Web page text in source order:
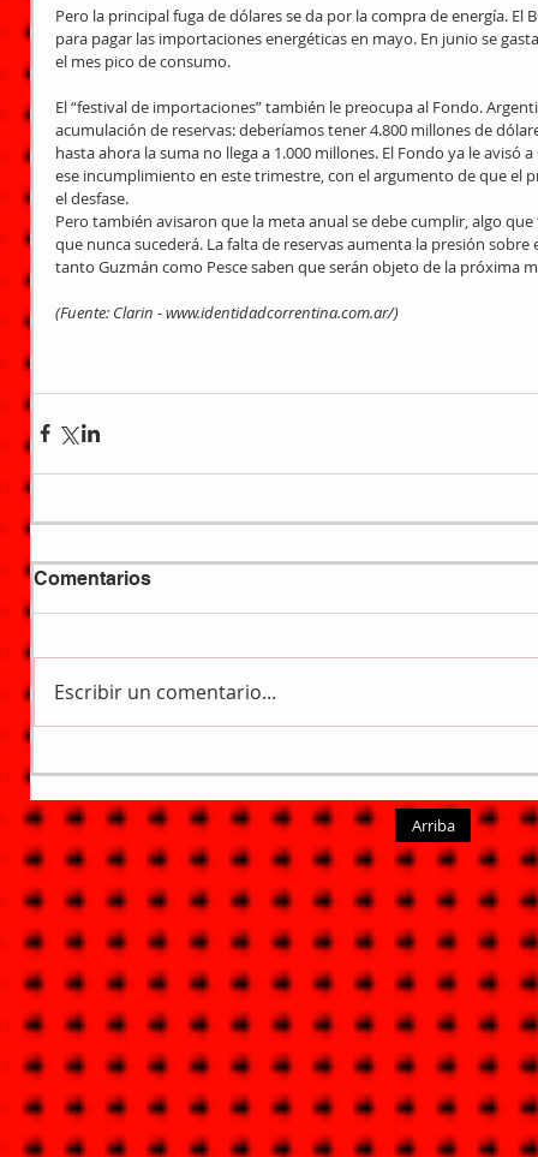
Pero la principal fuga de dólares se da por la compra de energía. El
para pagar las importaciones energéticas en mayo. En junio se
el mes pico de consumo.
El “festival de importaciones” también le preocupa al Fondo.
acumulación de reservas: deberíamos tener 4.800 millones de
hasta ahora la suma no llega a 1.000 millones. El Fondo ya le
ese incumplimiento en este trimestre, con el argumento de que el
el desfase.
Pero también avisaron que la meta anual se debe cumplir, algo
que nunca sucederá. La falta de reservas aumenta la presión
tanto Guzmán como Pesce saben que serán objeto de la próxima
(Fuente: Clarin - www.identidadcorrentina.com.ar/)
Comentarios
Escribir un comentario...
Arriba